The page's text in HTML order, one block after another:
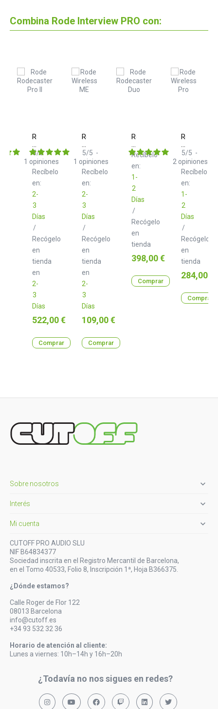
Combina Rode Interview PRO con:
Rode
Rodecaster
Pro
II
Black
Recíbelo
en:
2-
3
Días
/
Recógelo
en
tienda
en
2-
3
Días
5/5-
1 opiniones
Precio
522,00 €
Comprar
Rode
Wireless
ME
Single
Recíbelo
en:
2-
3
Días
/
Recógelo
en
tienda
en
2-
3
Días
5/5 -
1 opiniones
Precio
109,00 €
Comprar
Rode
Rodecaster
Duo
Black
Recíbelo
en:
1-
2
Días
/
Recógelo
en
tienda
Precio
398,00 €
Comprar
Rode
Wireless
Pro
Recíbelo
en:
1-
2
Días
/
Recógelo
en
tienda
5/5 -
2 opiniones
Precio
284,00 €
Comprar
Sobre nosotros 
Interés 
Mi cuenta 
CUTOFF PRO AUDIO SLU
NIF B64834377
Sociedad inscrita en el Registro Mercantil de Barcelona,
en el Tomo 40533, Folio 8, Inscripción 1ª, Hoja B366375.
¿Dónde estamos?
Calle Roger de Flor 122
08013 Barcelona
info@cutoff.es
+34 93 532 32 36
Horario de atención al cliente:
Lunes a viernes: 10h–14h y 16h–20h
¿Todavía no nos sigues en redes?